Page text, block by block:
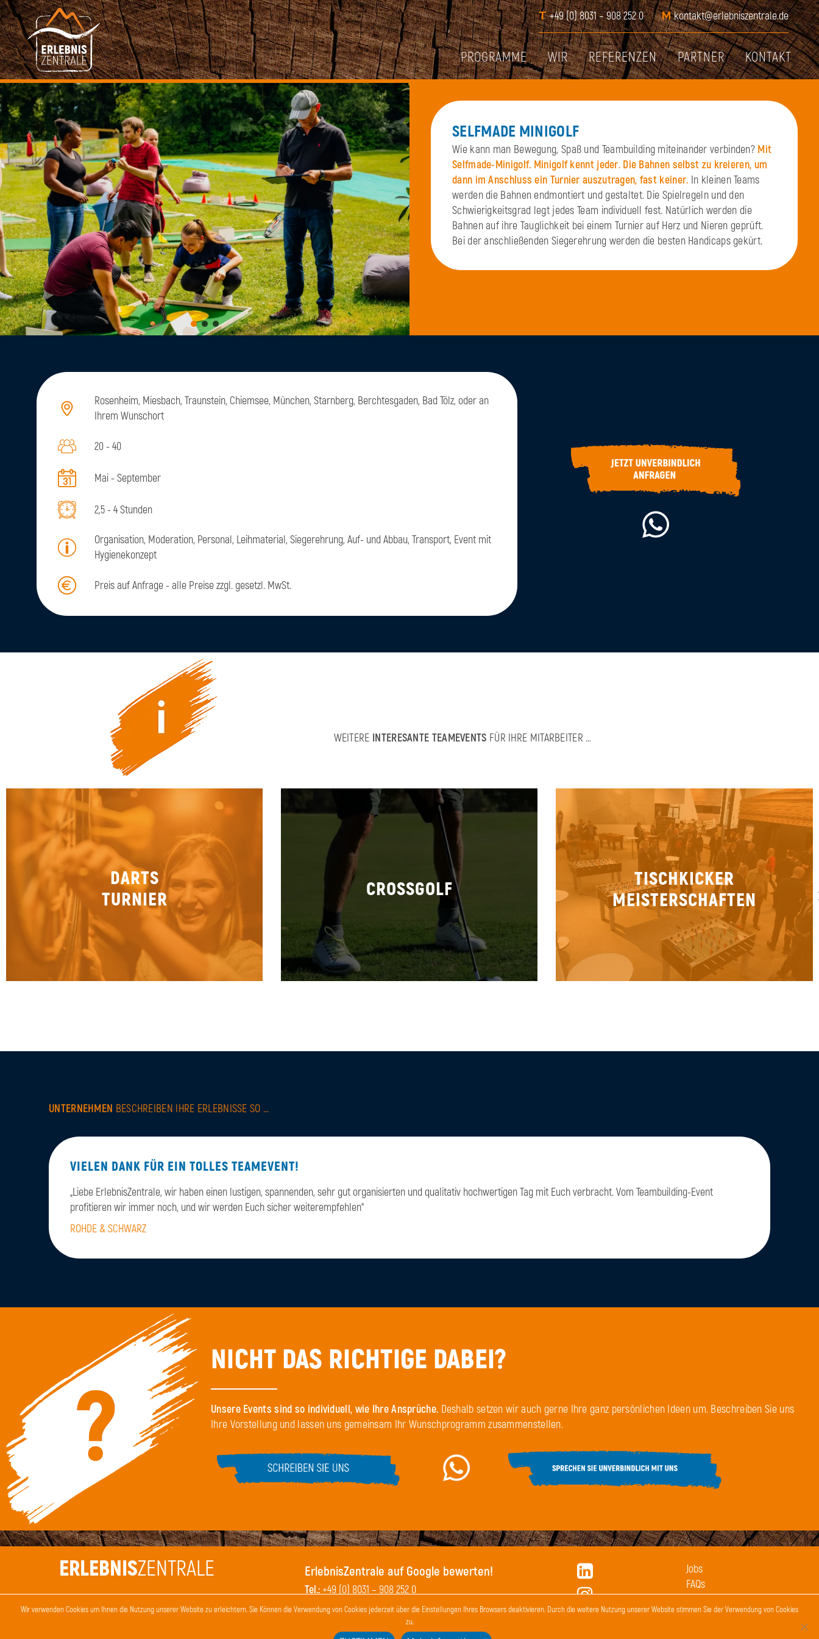
T +49 (0) 8031 – 908 252 0 M kontakt@erlebniszentrale.de
PROGRAMME WIR REFERENZEN PARTNER KONTAKT
SELFMADE MINIGOLF
Wie kann man Bewegung, Spaß und Teambuilding miteinander verbinden? Mit
Selfmade-Minigolf. Minigolf kennt jeder. Die Bahnen selbst zu kreieren, um
dann im Anschluss ein Turnier auszutragen, fast keiner. In kleinen Teams
werden die Bahnen endmontiert und gestaltet. Die Spielregeln und den
Schwierigkeitsgrad legt jedes Team individuell fest. Natürlich werden die
Bahnen auf ihre Tauglichkeit bei einem Turnier auf Herz und Nieren geprüft.
Bei der anschließenden Siegerehrung werden die besten Handicaps gekürt.
Rosenheim, Miesbach, Traunstein, Chiemsee, München, Starnberg, Berchtesgaden, Bad Tölz, oder an
Ihrem Wunschort
20 - 40
Mai - September
2,5 - 4 Stunden
Organisation, Moderation, Personal, Leihmaterial, Siegerehrung, Auf- und Abbau, Transport, Event mit
Hygienekonzept
Preis auf Anfrage - alle Preise zzgl. gesetzl. MwSt.
WEITERE INTERESANTE TEAMEVENTS FÜR IHRE MITARBEITER …
DARTS
TURNIER
CROSSGOLF
TISCHKICKER
MEISTERSCHAFTEN
UNTERNEHMEN BESCHREIBEN IHRE ERLEBNISSE SO …
VIELEN DANK FÜR EIN TOLLES TEAMEVENT!
„Liebe ErlebnisZentrale, wir haben einen lustigen, spannenden, sehr gut organisierten und qualitativ hochwertigen Tag mit Euch verbracht. Vom Teambuilding-Event
profitieren wir immer noch, und wir werden Euch sicher weiterempfehlen“
ROHDE & SCHWARZ
NICHT DAS RICHTIGE DABEI?
Unsere Events sind so individuell, wie Ihre Ansprüche. Deshalb setzen wir auch gerne Ihre ganz persönlichen Ideen um. Beschreiben Sie uns
Ihre Vorstellung und lassen uns gemeinsam Ihr Wunschprogramm zusammenstellen.
ERLEBNISZENTRALE
83026 Rosenheim
ErlebnisZentrale auf Google bewerten!
Tel.:+49 (0) 8031 – 908 252 0
Mobil:+49 (0) 175 – 596 633 1
Jobs
FAQs
Impressum
Wir verwenden Cookies um Ihnen die Nutzung unserer Website zu erleichtern. Sie Können die Verwendung von Cookies jederzeit über die Einstellungen Ihres Browsers deaktivieren. Durch die weitere Nutzung unserer Website stimmen Sie der Verwendung von Cookies
zu.